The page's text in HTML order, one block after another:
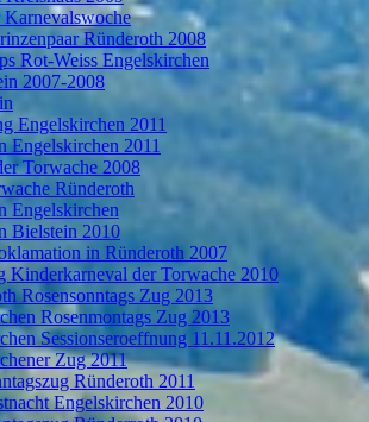
Ründeroth 2008
Rot-Weiss Engelskirchen
2007-2008
Engelskirchen 2011
Engelskirchen 2011
Torwache 2008
Ründeroth
Engelskirchen
Bielstein 2010
in Ründeroth 2007
Kinderkarneval der Torwache 2010
Rosensonntags Zug 2013
Rosenmontags Zug 2013
Sessionseroeffnung 11.11.2012
Zug 2011
Ründeroth 2011
Engelskirchen 2010